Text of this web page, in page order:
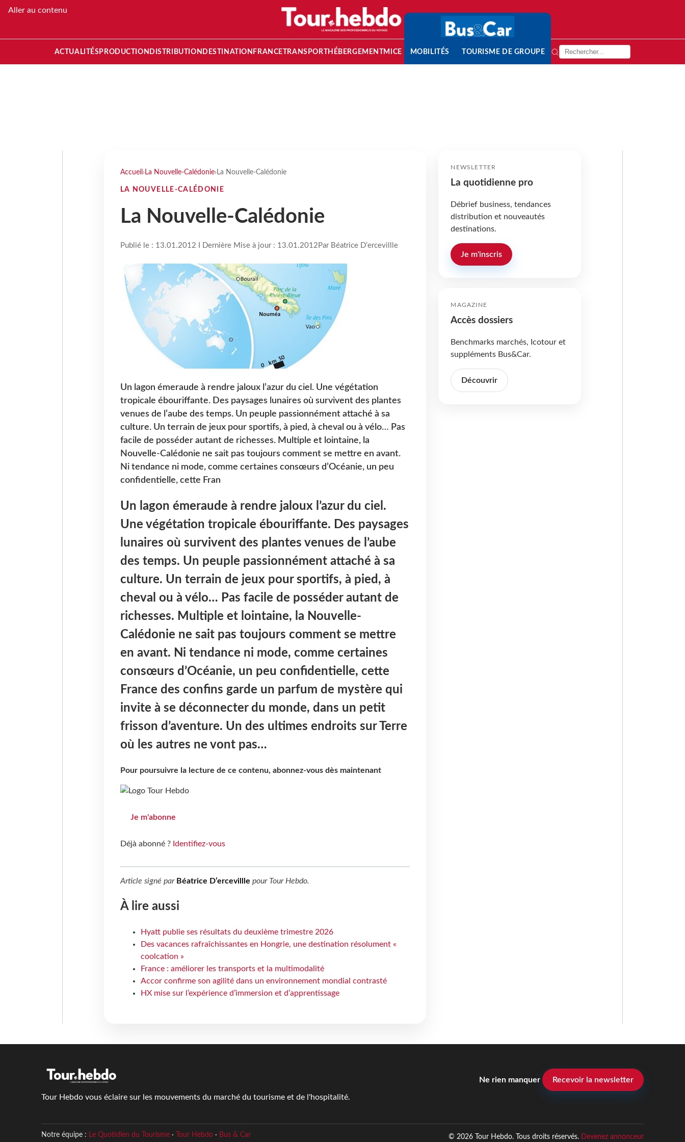
Aller au contenu
ACTUALITÉS PRODUCTION DISTRIBUTION DESTINATION FRANCETRANSPORT HÉBERGEMENTMICE MOBILITÉS TOURISME DE GROUPE
Accueil › La Nouvelle-Calédonie› La Nouvelle-Calédonie
LA NOUVELLE-CALÉDONIE
La Nouvelle-Calédonie
Publié le : 13.01.2012 I Dernière Mise à jour : 13.01.2012 Par Béatrice D’ercevillle
Un lagon émeraude à rendre jaloux l’azur du ciel. Une végétation
tropicale ébouriffante. Des paysages lunaires où survivent des plantes
venues de l’aube des temps. Un peuple passionnément attaché à sa
culture. Un terrain de jeux pour sportifs, à pied, à cheval ou à vélo… Pas
facile de posséder autant de richesses. Multiple et lointaine, la
Nouvelle-Calédonie ne sait pas toujours comment se mettre en avant.
Ni tendance ni mode, comme certaines consœurs d’Océanie, un peu
confidentielle, cette Fran
Un lagon émeraude à rendre jaloux l’azur du ciel.
Une végétation tropicale ébouriffante. Des paysages
lunaires où survivent des plantes venues de l’aube
des temps. Un peuple passionnément attaché à sa
culture. Un terrain de jeux pour sportifs, à pied, à
cheval ou à vélo… Pas facile de posséder autant de
richesses. Multiple et lointaine, la Nouvelle-
Calédonie ne sait pas toujours comment se mettre
en avant. Ni tendance ni mode, comme certaines
consœurs d’Océanie, un peu confidentielle, cette
France des confins garde un parfum de mystère qui
invite à se déconnecter du monde, dans un petit
frisson d’aventure. Un des ultimes endroits sur Terre
où les autres ne vont pas…
Pour poursuivre la lecture de ce contenu, abonnez-vous dès maintenant
Je m'abonne
Déjà abonné ? Identifiez-vous
Article signé par Béatrice D’ercevillle pour Tour Hebdo.
À lire aussi
Hyatt publie ses résultats du deuxième trimestre 2026
Des vacances rafraîchissantes en Hongrie, une destination résolument «
coolcation »
France : améliorer les transports et la multimodalité
Accor confirme son agilité dans un environnement mondial contrasté
HX mise sur l’expérience d’immersion et d’apprentissage
NEWSLETTER
La quotidienne pro
Débrief business, tendances
distribution et nouveautés
destinations.
Je m'inscris
MAGAZINE
Accès dossiers
Benchmarks marchés, Icotour et
suppléments Bus&Car.
Découvrir
Tour Hebdo vous éclaire sur les mouvements du marché du tourisme et de l'hospitalité.
Ne rien manquer Recevoir la newsletter
Notre équipe : Le Quotidien du Tourisme· Tour Hebdo· Bus & Car © 2026 Tour Hebdo. Tous droits réservés. Devenez annonceur